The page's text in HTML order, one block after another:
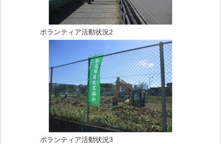
ボランティア活動状況2
ボランティア活動状況3